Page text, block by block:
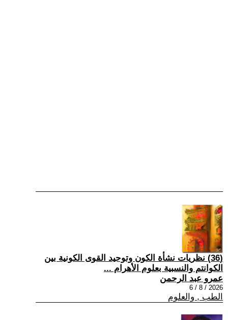
(36) نظريات نشأة الكون وتوحيد القوى الكونية بين
الكوانتم والنسبية بعلوم الأهرام ...
عمرو عبد الرحمن
2026 / 8 / 6
الطب , والعلوم